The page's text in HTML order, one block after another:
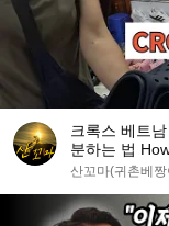
크록스 베트
분하는 법
ones
산꼬마(귀촌베